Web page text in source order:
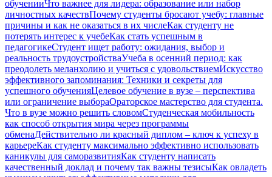
обученииЧто важнее для лидера: образование или набор
личностных качествПочему студенты бросают учебу: главные
причины и как не оказаться в их числеКак студенту не
потерять интерес к учебеКак стать успешным в
педагогикеСтудент ищет работу: ожидания, выбор и
реальность трудоустройстваУчеба в осенний период: как
преодолеть меланхолию и учиться с удовольствиемИскусство
эффективного запоминания: Техники и секреты для
успешного обученияЦелевое обучение в вузе – перспектива
или ограничение выбораОраторское мастерство для студента.
Что в вузе можно решить словомСтуденческая мобильность
как способ открытия мира через программы
обменаДействительно ли красный диплом – ключ к успеху в
карьереКак студенту максимально эффективно использовать
каникулы для саморазвитияКак студенту написать
качественный доклад и почему так важны тезисыКак овладеть